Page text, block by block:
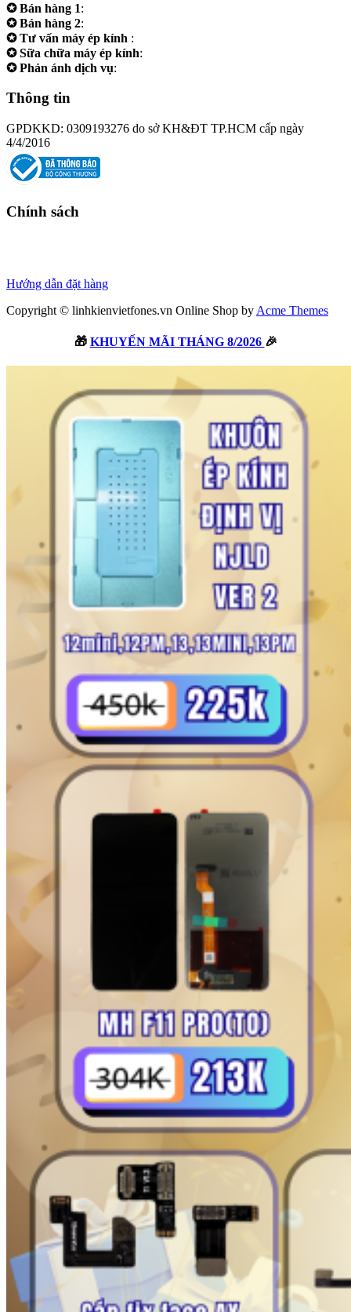
✪ Bán hàng 1:
✪ Bán hàng 2:
✪ Tư vấn máy ép kính :
✪ Sữa chữa máy ép kính:
✪ Phản ánh dịch vụ:
Thông tin
GPDKKD: 0309193276 do sở KH&ĐT TP.HCM cấp ngày
4/4/2016
Chính sách
Hướng dẫn đặt hàng
Copyright © linhkienvietfones.vn Online Shop byAcme Themes
🎁 KHUYẾN MÃI THÁNG 8/2026 🎉